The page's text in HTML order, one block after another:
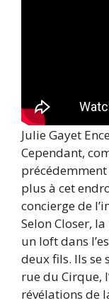
Julie Gayet
Cependant,
plus à cet
concierge de
Selon Closer,
un loft dans
deux fils. Ils se
rue du Cirque,
révélations de